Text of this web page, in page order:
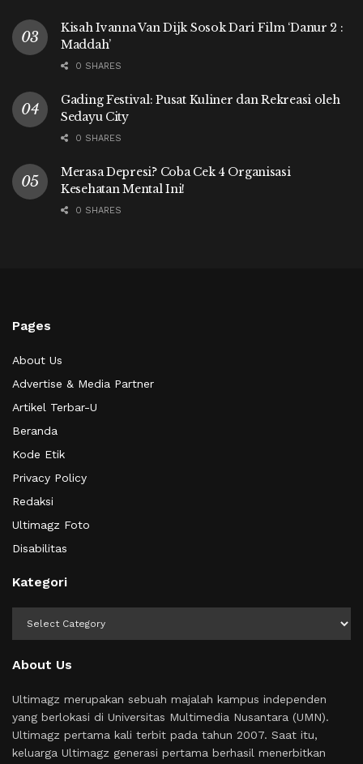
Kisah Ivanna Van Dijk Sosok Dari Film ‘Danur 2 :
Maddah’
0 SHARES
Gading Festival: Pusat Kuliner dan Rekreasi oleh
Sedayu City
0 SHARES
Merasa Depresi? Coba Cek 4 Organisasi
Kesehatan Mental Ini!
0 SHARES
Pages
About Us
Advertise & Media Partner
Artikel Terbar-U
Beranda
Kode Etik
Privacy Policy
Redaksi
Ultimagz Foto
Disabilitas
Kategori
About Us
Ultimagz merupakan sebuah majalah kampus independen
yang berlokasi di Universitas Multimedia Nusantara (UMN).
Ultimagz pertama kali terbit pada tahun 2007. Saat itu,
keluarga Ultimagz generasi pertama berhasil menerbitkan